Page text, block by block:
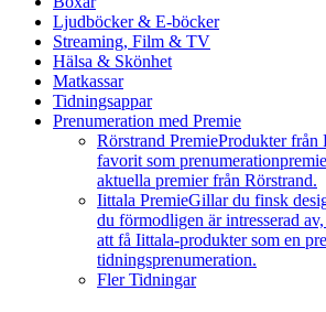
Ljudböcker & E-böcker
Streaming, Film & TV
Hälsa & Skönhet
Matkassar
Tidningsappar
Prenumeration med Premie
Rörstrand PremieProdukter från
favorit som
aktuella premier från Rörstrand.
Iittala PremieGillar du finsk
du förmodligen är intresserad
att få Iittala-produkter som en
tidningsprenumeration.
Fler Tidningar